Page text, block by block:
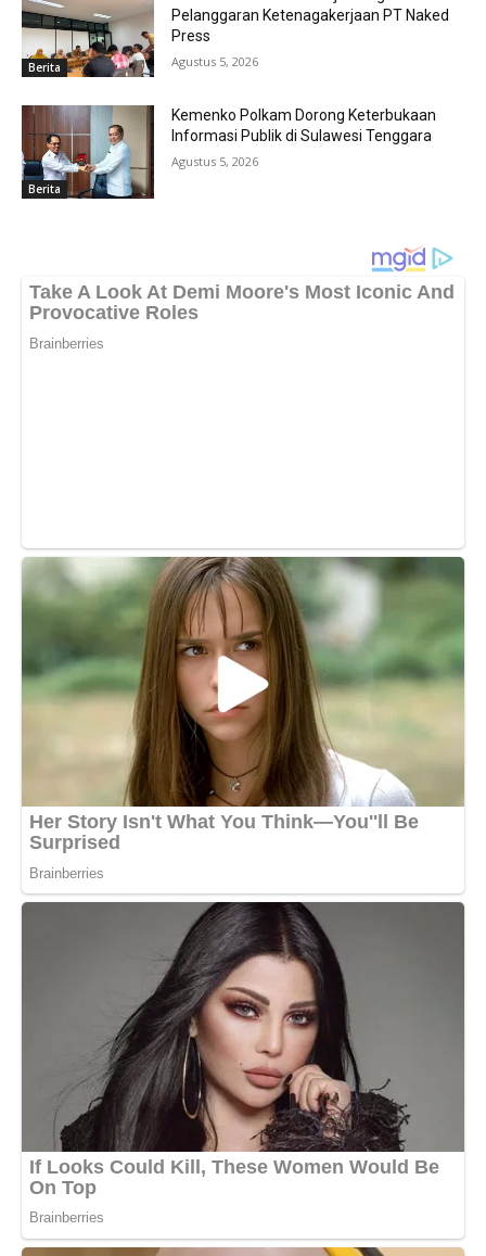
Berita
Pelanggaran Ketenagakerjaan PT Naked
Press
Agustus 5, 2026
Berita
Kemenko Polkam Dorong Keterbukaan
Informasi Publik di Sulawesi Tenggara
Agustus 5, 2026